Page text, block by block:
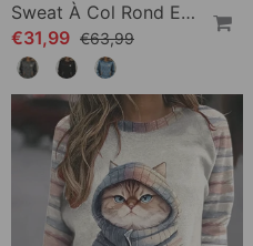
Sweat À Col Rond Et Coupe De Couleur
€31,99 €63,99